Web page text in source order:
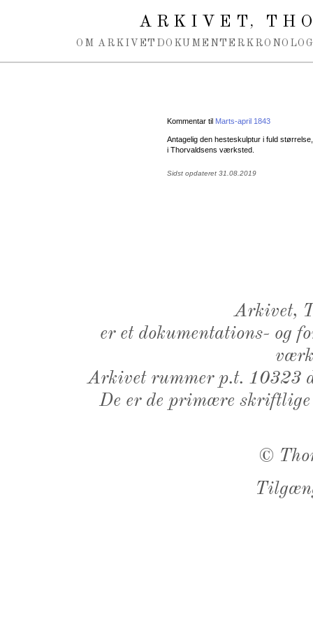
ARKIVET,
OM ARKIVET DOKUMENTER
Kommentar til Marts-april 1843
Antagelig den hesteskulptur i fuld
i Thorvaldsens værksted.
Sidst opdateret 31.08.2019
Arkivet,
er et dokumentations- og
Arkivet rummer p.t. 10323
De er de primære
©